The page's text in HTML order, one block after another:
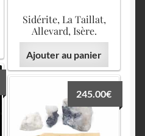
Sidérite, La Taillat,
Allevard, Isère.
Ajouter au panier
245.00€